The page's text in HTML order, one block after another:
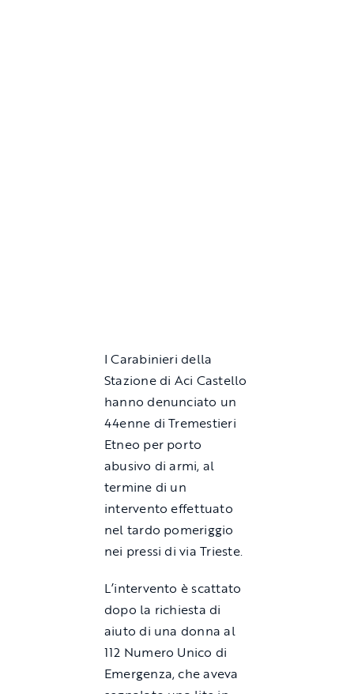
I Carabinieri della
Stazione di Aci Castello
hanno denunciato un
44enne di Tremestieri
Etneo per porto
abusivo di armi, al
termine di un
intervento effettuato
nel tardo pomeriggio
nei pressi di via Trieste.
L’intervento è scattato
dopo la richiesta di
aiuto di una donna al
112 Numero Unico di
Emergenza, che aveva